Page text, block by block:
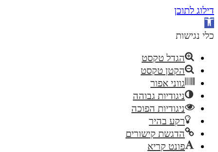
דילוג לתוכן
פתח
סרגל
כלי נגישות
הגדל טקסט
הקטן טקסט
גווני אפור
ניגודיות גבוהה
ניגודיות הפוכה
רקע בהיר
הדגשת קישורים
פונט קריא